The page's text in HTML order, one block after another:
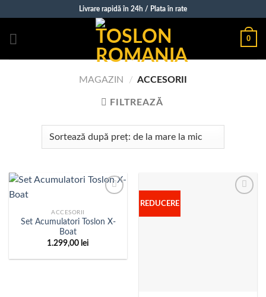
conținut
Livrare rapidă în 24h / Plata în rate
0
MAGAZIN / ACCESORII
FILTREAZĂ
ACCESORII
Set Acumulatori Toslon X-
Boat
1.299,00 lei
REDUCERE